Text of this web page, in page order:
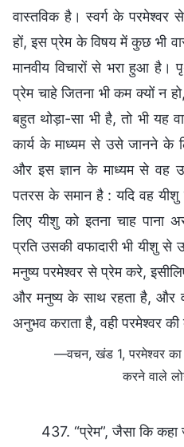
वास्तविक है। स्वर्ग के परमेश्वर
हों, इस प्रेम के विषय में कुछ भी
मानवीय विचारों से भरा हुआ है।
प्रेम चाहे जितना भी कम क्यों न
बहुत थोड़ा-सा भी है, तो भी यह
कार्य के माध्यम से उसे जानने के
और इस ज्ञान के माध्यम से वह
पतरस के समान है : यदि वह यीशु
लिए यीशु को इतना चाह पाना
प्रति उसकी वफादारी भी यीशु
मनुष्य परमेश्वर से प्रेम करे,
और मनुष्य के साथ रहता है, और
अनुभव कराता है, वही परमेश्वर की
—वचन, खंड 1, परमेश्वर का
करने वाले
437. “प्रेम”, जैसा कि